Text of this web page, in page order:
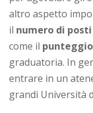
altro aspetto
il numero di
come il
graduatoria. In
entrare in un
grandi Università